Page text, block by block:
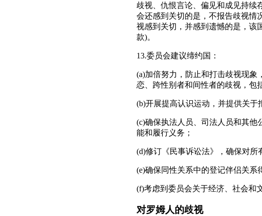
歧视、仇恨言论、偏见和成见持续
会还感到关切的是，不报告歧视情
视感到关切，并感到遗憾的是，该
款)。
13.委员会建议缔约国：
(a)加倍努力，防止和打击歧视现
恋、跨性别者和间性者的歧视，包
(b)开展提高认识运动，并提供关于
(c)确保执法人员、司法人员和其
能和履行义务；
(d)修订《民事诉讼法》，确保对所
(e)确保同性关系中的登记伴侣关系
(f)考虑到委员会关于经济、社会和
对罗姆人的歧视